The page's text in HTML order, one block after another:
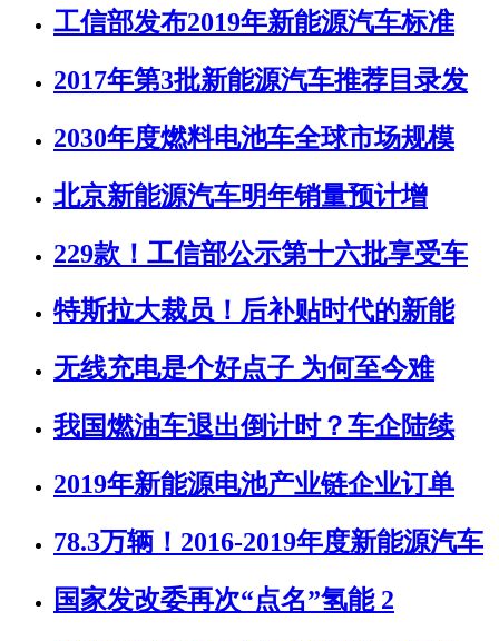
工信部发布2019年新能源汽车标准
2017年第3批新能源汽车推荐目录发
2030年度燃料电池车全球市场规模
北京新能源汽车明年销量预计增
229款！工信部公示第十六批享受车
特斯拉大裁员！后补贴时代的新能
无线充电是个好点子 为何至今难
我国燃油车退出倒计时？车企陆续
2019年新能源电池产业链企业订单
78.3万辆！2016-2019年度新能源汽车
国家发改委再次“点名”氢能 2